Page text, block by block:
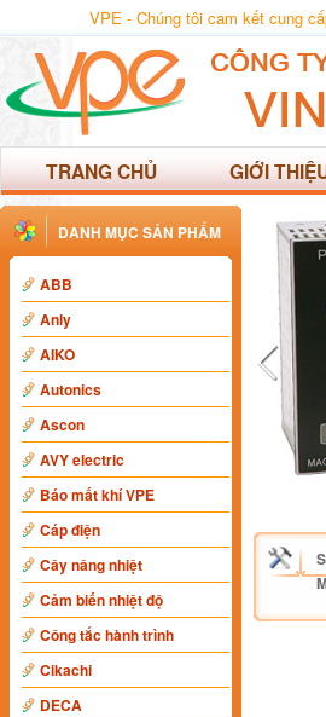
VPE - Chúng tôi cam kết cung
TRANG CHỦ GIỚI
DANH MỤC SẢN PHẨM
ABB
Anly
AIKO
Autonics
Ascon
AVY electric
Báo mất khí VPE
Cáp điện
Cây nâng nhiệt
Cảm biến nhiệt độ
Công tắc hành trình
Cikachi
DECA